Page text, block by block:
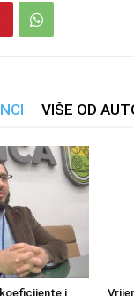
VIŠE OD
i